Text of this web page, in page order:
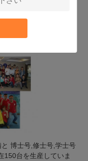
博士号,修士号,学士号
150台を生産していま